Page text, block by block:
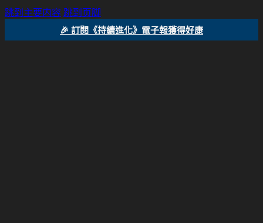
跳到主要内容 跳到页脚
🎉 訂閱《持續進化》電子報獲得好康